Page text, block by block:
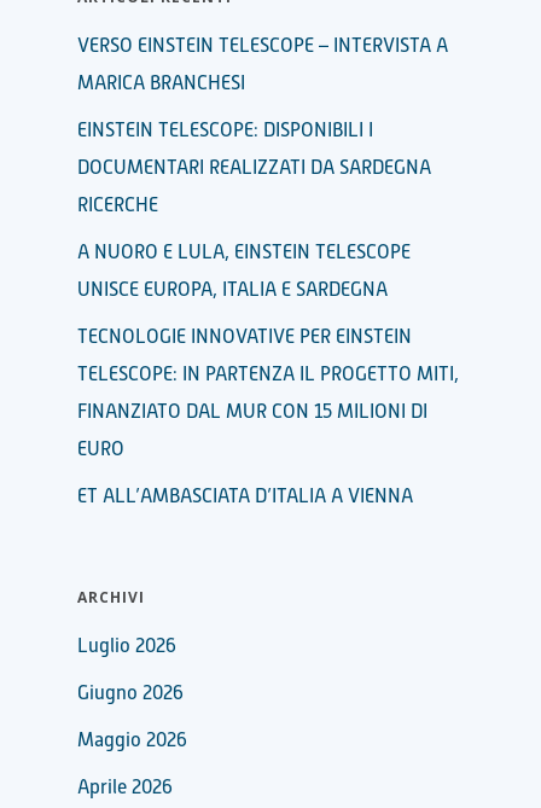
VERSO EINSTEIN TELESCOPE – INTERVISTA A
MARICA BRANCHESI
EINSTEIN TELESCOPE: DISPONIBILI I
DOCUMENTARI REALIZZATI DA SARDEGNA
RICERCHE
A NUORO E LULA, EINSTEIN TELESCOPE
UNISCE EUROPA, ITALIA E SARDEGNA
TECNOLOGIE INNOVATIVE PER EINSTEIN
TELESCOPE: IN PARTENZA IL PROGETTO MITI,
FINANZIATO DAL MUR CON 15 MILIONI DI
EURO
ET ALL’AMBASCIATA D’ITALIA A VIENNA
ARCHIVI
Luglio 2026
Giugno 2026
Maggio 2026
Aprile 2026